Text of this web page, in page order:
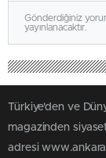
Gönderdiğiniz
yayınlanacaktır.
Türkiye'den ve
magazinden
adresi